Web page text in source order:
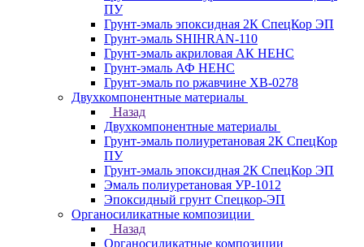
ПУ
Грунт-эмаль эпоксидная 2К СпецКор ЭП
Грунт-эмаль SHIHRAN-110
Грунт-эмаль акриловая АК НЕНС
Грунт-эмаль АФ НЕНС
Грунт-эмаль по ржавчине ХВ-0278
Двухкомпонентные материалы
Назад
Двухкомпонентные материалы
Грунт-эмаль полиуретановая 2К СпецКор
ПУ
Грунт-эмаль эпоксидная 2К СпецКор ЭП
Эмаль полиуретановая УР-1012
Эпоксидный грунт Спецкор-ЭП
Органосиликатные композиции
Назад
Органосиликатные композиции